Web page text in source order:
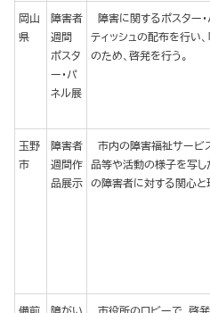
岡山
県
障害者
週間
ポスタ
ー・パ
ネル展
障害に関するポスター・
ティッシュの配布を行い
のため、啓発を行う。
玉野
市
障害者
週間作
品展示
市内の障害福祉サービ
品等や活動の様子を写し
の障害者に対する関心と
備前
障がい
市役所のロビーで、啓